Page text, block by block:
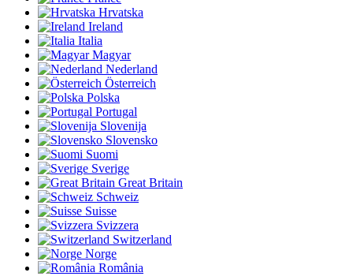
Hrvatska
Ireland
Italia
Magyar
Nederland
Österreich
Polska
Portugal
Slovenija
Slovensko
Suomi
Sverige
Great Britain
Schweiz
Suisse
Svizzera
Switzerland
Norge
România